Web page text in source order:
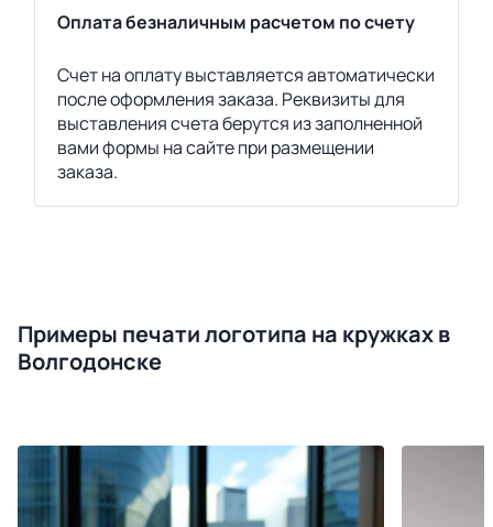
Оплата безналичным расчетом по счету
Счет на оплату выставляется автоматически
после оформления заказа. Реквизиты для
выставления счета берутся из заполненной
вами формы на сайте при размещении
заказа.
Примеры печати логотипа на кружках в
Волгодонске